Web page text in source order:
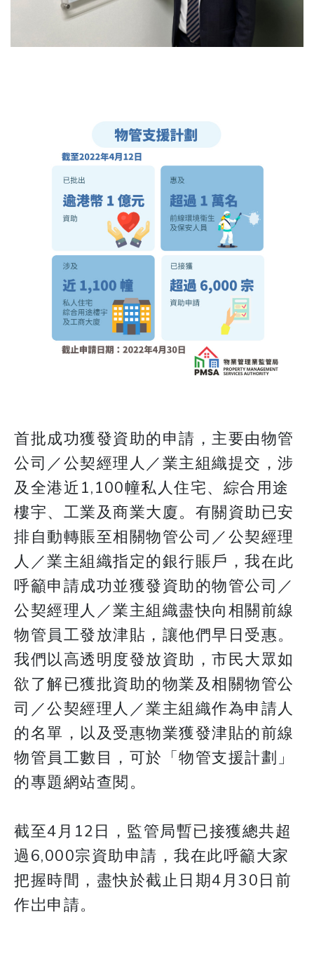
首批成功獲發資助的申請，主要由物管
公司／公契經理人／業主組織提交，涉
及全港近1,100幢私人住宅、綜合用途
樓宇、工業及商業大廈。有關資助已安
排自動轉賬至相關物管公司／公契經理
人／業主組織指定的銀行賬戶，我在此
呼籲申請成功並獲發資助的物管公司／
公契經理人／業主組織盡快向相關前線
物管員工發放津貼，讓他們早日受惠。
我們以高透明度發放資助，市民大眾如
欲了解已獲批資助的物業及相關物管公
司／公契經理人／業主組織作為申請人
的名單，以及受惠物業獲發津貼的前線
物管員工數目，可於「物管支援計劃」
的專題網站查閱。
截至4月12日，監管局暫已接獲總共超
過6,000宗資助申請，我在此呼籲大家
把握時間，盡快於截止日期4月30日前
作岀申請。